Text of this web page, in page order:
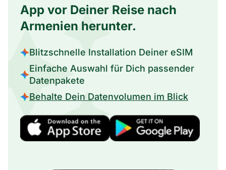
App vor Deiner Reise nach
Armenien herunter.
Blitzschnelle Installation Deiner eSIM
Einfache Auswahl für Dich passender
Datenpakete
Behalte Dein Datenvolumen im Blick